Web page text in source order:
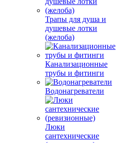
Трапы для душа и
душевые лотки
(желоба)
Канализационные
трубы и фитинги
Водонагреватели
Люки
сантехнические